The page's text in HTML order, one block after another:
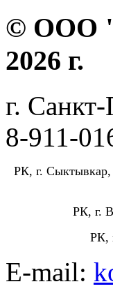
© ООО
2026 г.
г.
8-911-
РК, г. Сыктывкар,
РК, г.
РК,
E-mail: